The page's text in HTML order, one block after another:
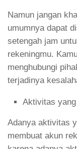
Namun jangan
umumnya dapat
setengah jam
rekeningmu.
menghubungi
terjadinya
Aktivitas
Adanya aktivitas
membuat akun